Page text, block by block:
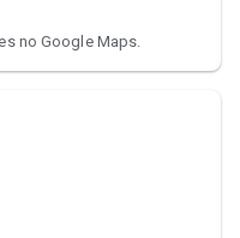
no Google Maps.